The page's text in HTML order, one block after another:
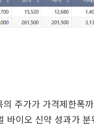
주가가 가격제한폭
바이오 신약 성과가 분